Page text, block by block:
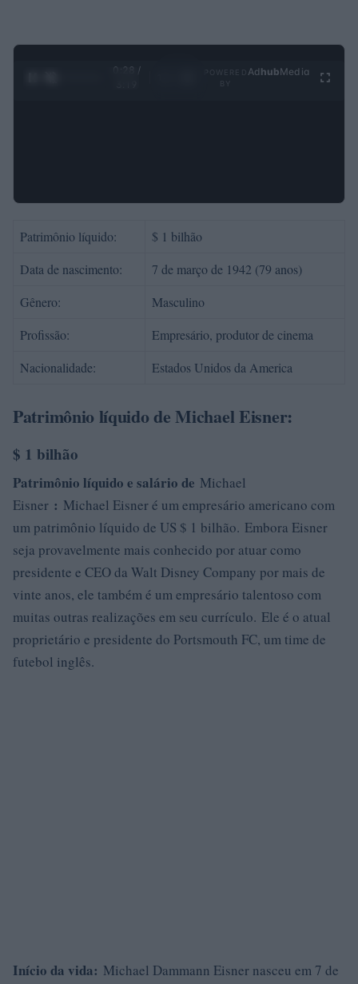
0:29 /
Ad hubMedia
Patrimônio líquido:
$ 1 bilhão
Data de nascimento:
7 de março de 1942 (79 anos)
Gênero:
Masculino
Profissão:
Empresário, produtor de cinema
Nacionalidade:
Estados Unidos da America
Patrimônio líquido de Michael Eisner:
$ 1 bilhão
Patrimônio líquido e salário de Michael
Eisner : Michael Eisner é um empresário americano com
um patrimônio líquido de US $ 1 bilhão. Embora Eisner
seja provavelmente mais conhecido por atuar como
presidente e CEO da Walt Disney Company por mais de
vinte anos, ele também é um empresário talentoso com
muitas outras realizações em seu currículo. Ele é o atual
proprietário e presidente do Portsmouth FC, um time de
futebol inglês.
Início da vida: Michael Dammann Eisner nasceu em 7 de